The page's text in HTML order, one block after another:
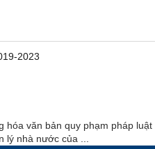
2023
hóa văn bản quy phạm pháp
nhà nước của ...